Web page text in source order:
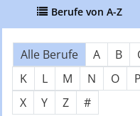
Berufe von A-Z
Über Buchstaben springen
Alle Berufe A B
K
L M N O P
X
Y Z #